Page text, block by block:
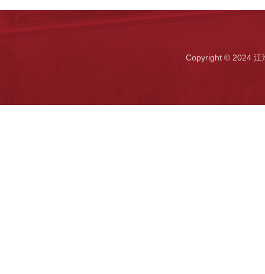
Copyright © 2024 江